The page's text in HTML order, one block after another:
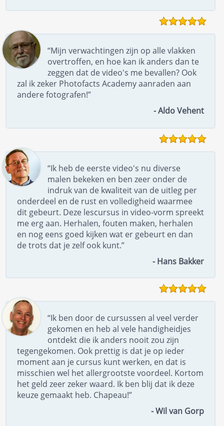
“Mijn verwachtingen zijn op alle vlakken
overtroffen, en hoe kan ik anders dan te
zeggen dat de video's me bevallen? Ook
zal ik zeker Photofacts Academy aanraden aan
andere fotografen!”
- Aldo Vehent
“Ik heb de eerste video's nu diverse
malen bekeken en ben zeer onder de
indruk van de kwaliteit van de uitleg per
onderdeel en de rust en volledigheid waarmee
dit gebeurt. Deze lescursus in video-vorm spreekt
me erg aan. Herhalen, fouten maken, herhalen
en nog eens goed kijken wat er gebeurt en dan
de trots dat je zelf ook kunt.”
- Hans Bakker
“Ik ben door de cursussen al veel verder
gekomen en heb al vele handigheidjes
ontdekt die ik anders nooit zou zijn
tegengekomen. Ook prettig is dat je op ieder
moment aan je cursus kunt werken, en dat is
misschien wel het allergrootste voordeel. Kortom
het geld zeer zeker waard. Ik ben blij dat ik deze
keuze gemaakt heb. Chapeau!”
- Wil van Gorp